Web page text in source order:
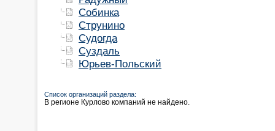
Собинка
Струнино
Судогда
Суздаль
Юрьев-Польский
Список организаций раздела:
В регионе Курлово компаний не найдено.